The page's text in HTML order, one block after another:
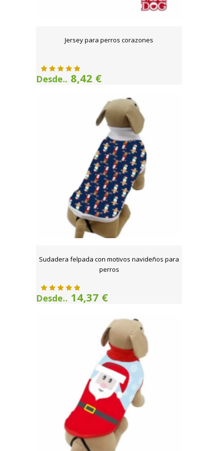
Jersey para perros corazones
Desde.. 8,42 €
Sudadera felpada con motivos navideños para
perros
Desde.. 14,37 €